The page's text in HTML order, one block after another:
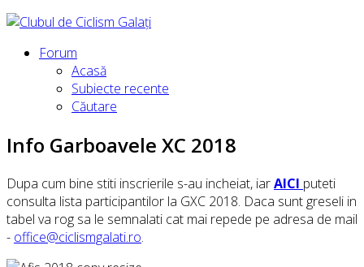
Forum
Acasă
Subiecte recente
Căutare
Info Garboavele XC 2018
Dupa cum bine stiti inscrierile s-au incheiat, iarAICI puteti
consulta lista participantilor la GXC 2018. Daca sunt greseli in
tabel va rog sa le semnalati cat mai repede pe adresa de mail
- office@ciclismgalati.ro.